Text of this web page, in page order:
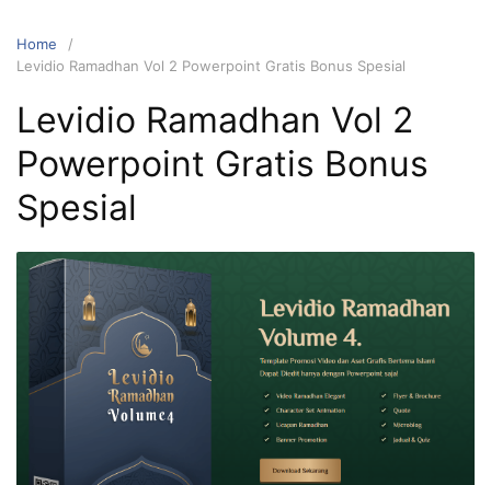
Home
Levidio Ramadhan Vol 2 Powerpoint Gratis Bonus Spesial
Levidio Ramadhan Vol 2
Powerpoint Gratis Bonus
Spesial